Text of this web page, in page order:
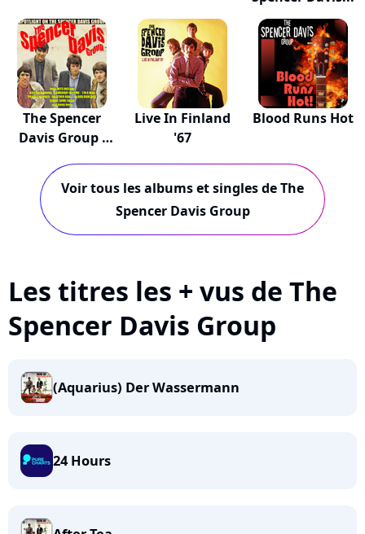
The Spencer
Davis Group -
Live In Finland
'67
Blood Runs Hot
Voir tous les albums et singles de The
Spencer Davis Group
Les titres les + vus de The
Spencer Davis Group
(Aquarius) Der Wassermann
24 Hours